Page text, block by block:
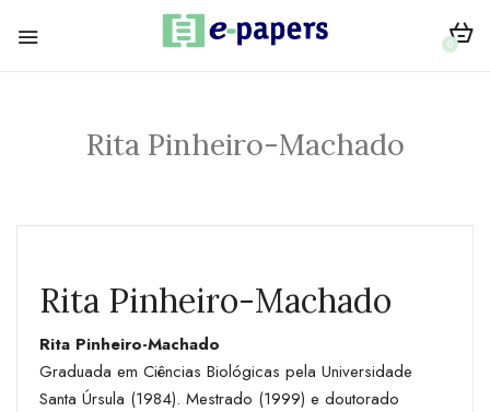
0
Rita Pinheiro-Machado
Rita Pinheiro-Machado
Rita Pinheiro-Machado
Graduada em Ciências Biológicas pela Universidade
Santa Úrsula (1984). Mestrado (1999) e doutorado